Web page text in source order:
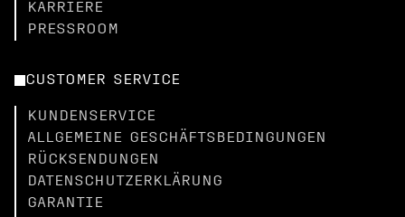
KARRIERE
PRESSROOM
CUSTOMER SERVICE
KUNDENSERVICE
ALLGEMEINE GESCHÄFTSBEDINGUNGEN
RÜCKSENDUNGEN
DATENSCHUTZERKLÄRUNG
GARANTIE